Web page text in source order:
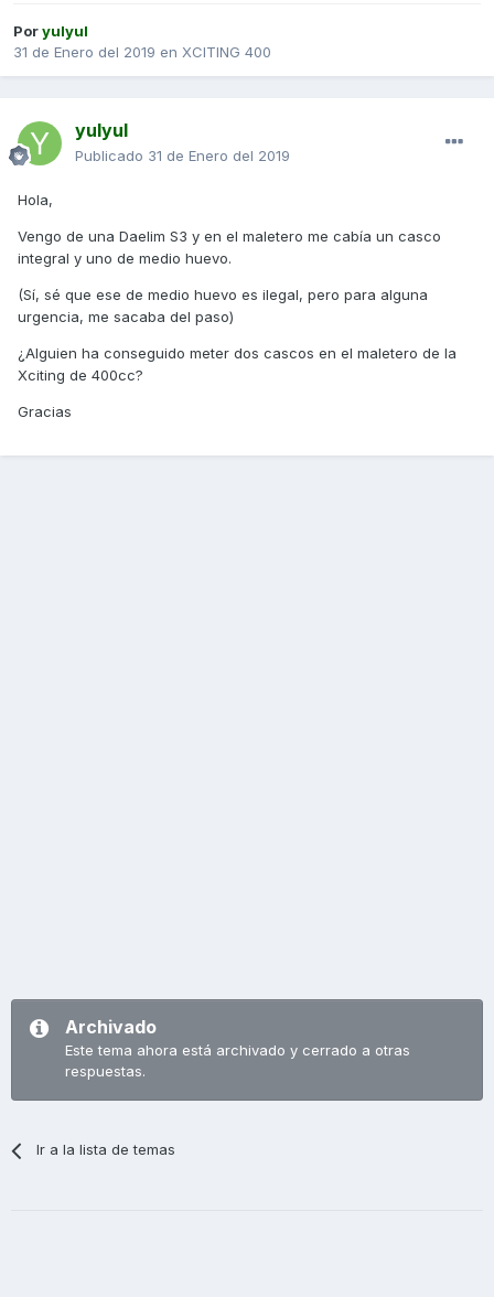
Poryulyul
31 de Enero del 2019 en XCITING 400
yulyul
Publicado 31 de Enero del 2019
Hola,
Vengo de una Daelim S3 y en el maletero me cabía un casco
integral y uno de medio huevo.
(Sí, sé que ese de medio huevo es ilegal, pero para alguna
urgencia, me sacaba del paso)
¿Alguien ha conseguido meter dos cascos en el maletero de la
Xciting de 400cc?
Gracias
Archivado
Este tema ahora está archivado y cerrado a otras
respuestas.
Ir a la lista de temas